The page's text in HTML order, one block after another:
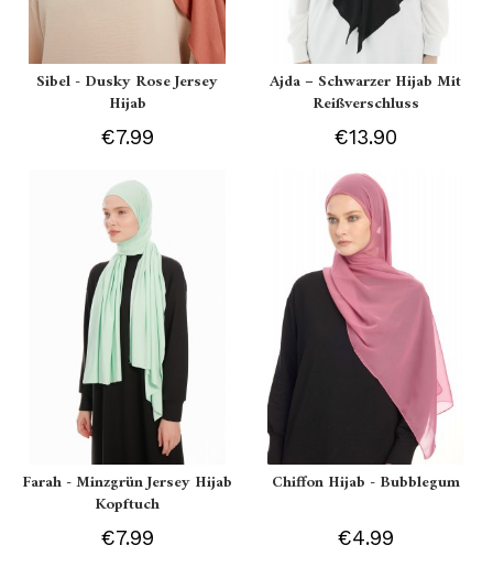
Sibel - Dusky Rose Jersey
Hijab
€7.99
Ajda – Schwarzer Hijab Mit
Reißverschluss
€13.90
Farah - Minzgrün Jersey Hijab
Kopftuch
€7.99
Chiffon Hijab - Bubblegum
€4.99